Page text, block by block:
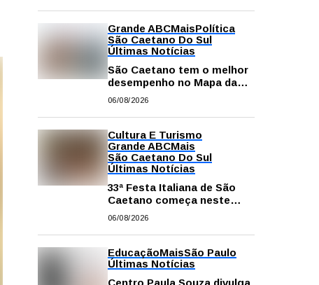
Grande ABCMaisPolítica
São Caetano Do Sul
Últimas Notícias
São Caetano tem o melhor
desempenho no Mapa da
Desigualdade da Grande SP
06/08/2026
Cultura E Turismo
Grande ABCMais
São Caetano Do Sul
Últimas Notícias
33ª Festa Italiana de São
Caetano começa neste
sábado com mais barracas
e atrações
06/08/2026
EducaçãoMaisSão Paulo
Últimas Notícias
Centro Paula Souza divulga